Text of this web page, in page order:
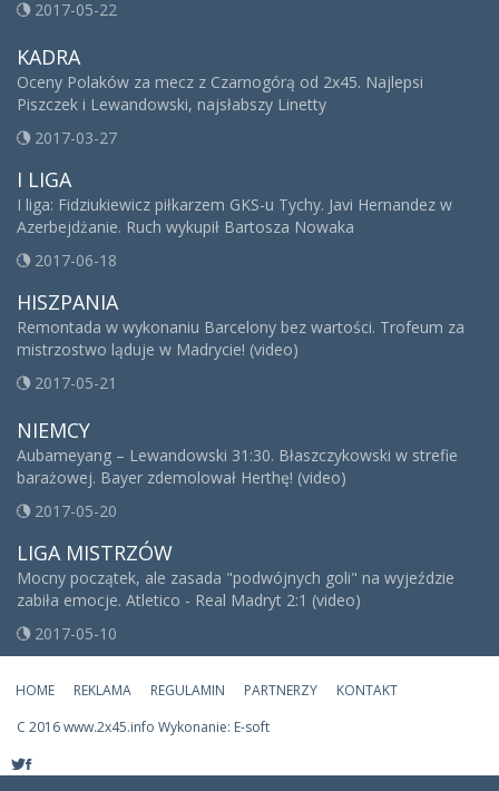
2017-05-22
KADRA
Oceny Polaków za mecz z Czarnogórą od 2x45. Najlepsi
Piszczek i Lewandowski, najsłabszy Linetty
2017-03-27
I LIGA
I liga: Fidziukiewicz piłkarzem GKS-u Tychy. Javi Hernandez w
Azerbejdżanie. Ruch wykupił Bartosza Nowaka
2017-06-18
HISZPANIA
Remontada w wykonaniu Barcelony bez wartości. Trofeum za
mistrzostwo ląduje w Madrycie! (video)
2017-05-21
NIEMCY
Aubameyang – Lewandowski 31:30. Błaszczykowski w strefie
barażowej. Bayer zdemolował Herthę! (video)
2017-05-20
LIGA MISTRZÓW
Mocny początek, ale zasada "podwójnych goli" na wyjeździe
zabiła emocje. Atletico - Real Madryt 2:1 (video)
2017-05-10
HOME REKLAMA REGULAMIN PARTNERZY
KONTAKT
C 2016 www.2x45.info Wykonanie: E-soft